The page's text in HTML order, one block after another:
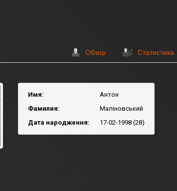
Обзор Статистика
Имя:
Антон
Фамилия:
Маліновський
Дата народження:
17-02-1998 (28)